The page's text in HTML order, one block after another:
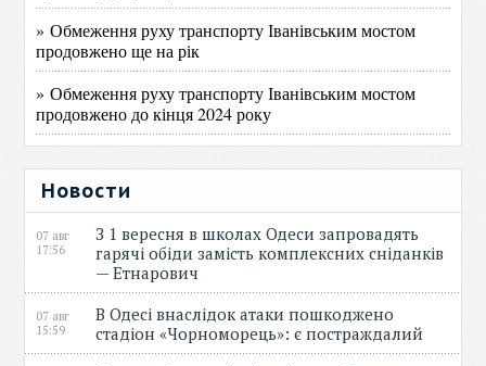
» Обмеження руху транспорту Іванівським мостом
продовжено ще на рік
» Обмеження руху транспорту Іванівським мостом
продовжено до кінця 2024 року
Новости
07 авг
17:56
З 1 вересня в школах Одеси запровадять
гарячі обіди замість комплексних сніданків
— Етнарович
07 авг
15:59
В Одесі внаслідок атаки пошкоджено
стадіон «Чорноморець»: є постраждалий